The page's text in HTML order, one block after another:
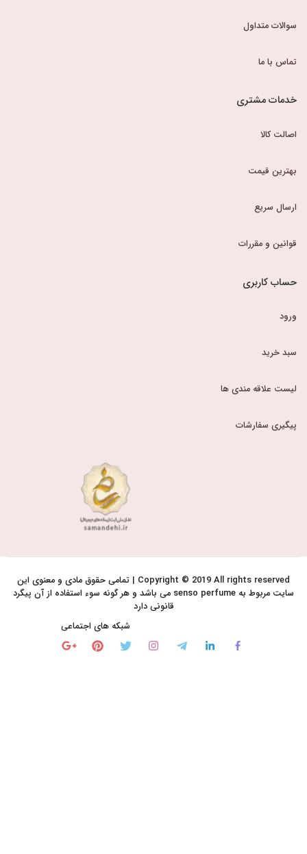
سوالات متداول
تماس با ما
خدمات مشتری
اصالت کالا
بهترین قیمت
ارسال سریع
قوانین و مقررات
حساب کاربری
ورود
سبد خرید
لیست علاقه مندی ها
پیگیری سفارشات
Copyright © 2019 All rights reserved | تمامی حقوق مادی و معنوی این
سایت مربوط به senso perfume می باشد و هر گونه سوء استفاده از آن پیگرد
قانونی دارد
شبکه های اجتماعی